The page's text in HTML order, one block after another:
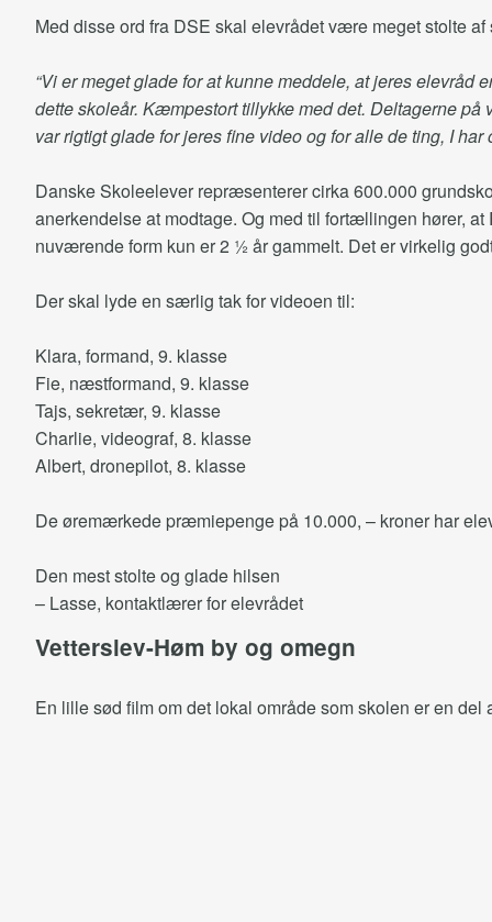
Med disse ord fra DSE skal elevrådet være meget stolte af
“Vi er meget glade for at kunne meddele, at jeres elevråd
dette skoleår. Kæmpestort tillykke med det. Deltagerne på
var rigtigt glade for jeres fine video og for alle de ting, I
Danske Skoleelever repræsenterer cirka 600.000
anerkendelse at modtage. Og med til fortællingen hører,
nuværende form kun er 2 ½ år gammelt. Det er virkelig
Der skal lyde en særlig tak for videoen til:
Klara, formand, 9. klasse
Fie, næstformand, 9. klasse
Tajs, sekretær, 9. klasse
Charlie, videograf, 8. klasse
Albert, dronepilot, 8. klasse
De øremærkede præmiepenge på 10.000, – kroner har
Den mest stolte og glade hilsen
– Lasse, kontaktlærer for elevrådet
Vetterslev-Høm by og omegn
En lille sød film om det lokal område som skolen er en